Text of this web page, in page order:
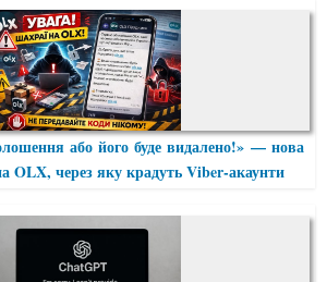
або його буде видалено!» — нова
OLX, через яку крадуть Viber-акаунти